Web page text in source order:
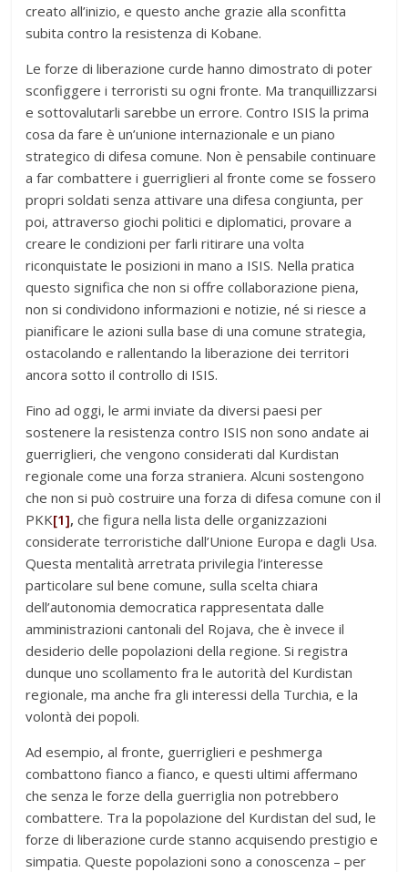
creato all’inizio, e questo anche grazie alla sconfitta
subita contro la resistenza di Kobane.
Le forze di liberazione curde hanno dimostrato di poter
sconfiggere i terroristi su ogni fronte. Ma tranquillizzarsi
e sottovalutarli sarebbe un errore. Contro ISIS la prima
cosa da fare è un’unione internazionale e un piano
strategico di difesa comune. Non è pensabile continuare
a far combattere i guerriglieri al fronte come se fossero
propri soldati senza attivare una difesa congiunta, per
poi, attraverso giochi politici e diplomatici, provare a
creare le condizioni per farli ritirare una volta
riconquistate le posizioni in mano a ISIS. Nella pratica
questo significa che non si offre collaborazione piena,
non si condividono informazioni e notizie, né si riesce a
pianificare le azioni sulla base di una comune strategia,
ostacolando e rallentando la liberazione dei territori
ancora sotto il controllo di ISIS.
Fino ad oggi, le armi inviate da diversi paesi per
sostenere la resistenza contro ISIS non sono andate ai
guerriglieri, che vengono considerati dal Kurdistan
regionale come una forza straniera. Alcuni sostengono
che non si può costruire una forza di difesa comune con il
PKK[1], che figura nella lista delle organizzazioni
considerate terroristiche dall’Unione Europa e dagli Usa.
Questa mentalità arretrata privilegia l’interesse
particolare sul bene comune, sulla scelta chiara
dell’autonomia democratica rappresentata dalle
amministrazioni cantonali del Rojava, che è invece il
desiderio delle popolazioni della regione. Si registra
dunque uno scollamento fra le autorità del Kurdistan
regionale, ma anche fra gli interessi della Turchia, e la
volontà dei popoli.
Ad esempio, al fronte, guerriglieri e peshmerga
combattono fianco a fianco, e questi ultimi affermano
che senza le forze della guerriglia non potrebbero
combattere. Tra la popolazione del Kurdistan del sud, le
forze di liberazione curde stanno acquisendo prestigio e
simpatia. Queste popolazioni sono a conoscenza – per